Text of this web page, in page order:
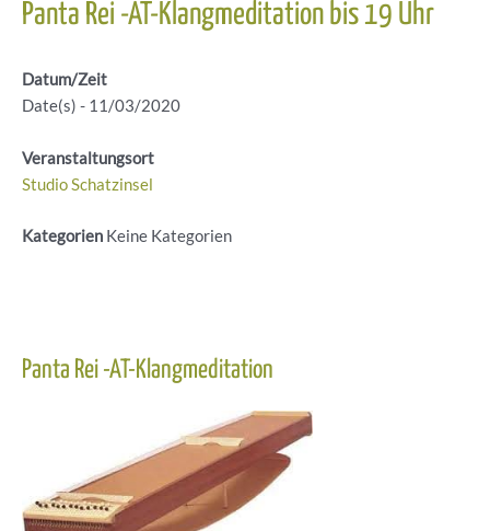
Panta Rei -AT-Klangmeditation bis 19 Uhr
Datum/Zeit
Date(s) - 11/03/2020
Veranstaltungsort
Studio Schatzinsel
Kategorien Keine Kategorien
Panta Rei -AT-Klangmeditation